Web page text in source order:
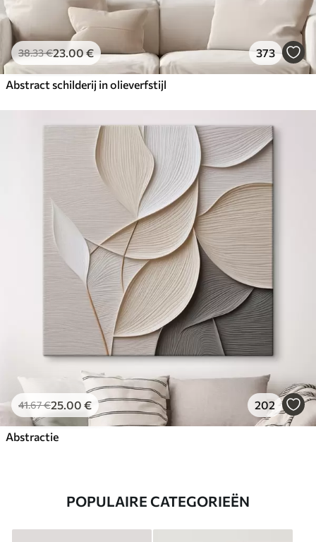
38.33€23.00 € 373
Abstract schilderij in olieverfstijl
41.67€25 .00 € 202
Abstractie
POPULAIRE CATEGORIEËN